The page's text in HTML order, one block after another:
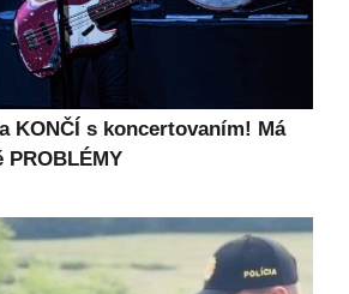
KONČÍ s koncertovaním! Má
PROBLÉMY